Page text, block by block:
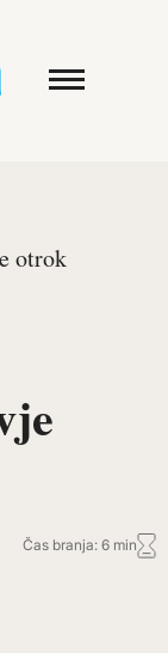
otrok
Čas branja: 6 min